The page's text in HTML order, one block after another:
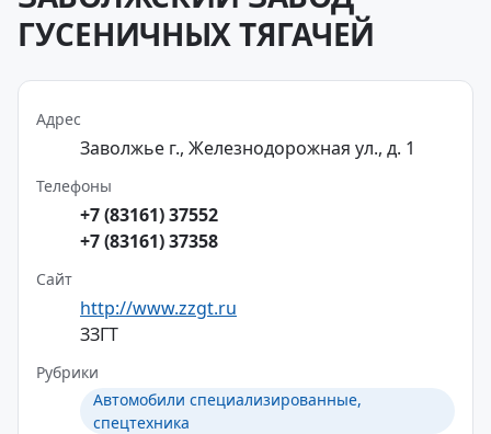
ГУСЕНИЧНЫХ ТЯГАЧЕЙ
Адрес
Заволжье г., Железнодорожная ул., д. 1
Телефоны
+7 (83161) 37552
+7 (83161) 37358
Сайт
http://www.zzgt.ru
ЗЗГТ
Рубрики
Автомобили специализированные,
спецтехника